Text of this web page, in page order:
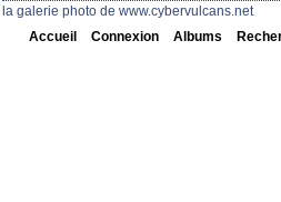
la galerie photo de www.cybervulcans.net
Accueil Connexion Albums